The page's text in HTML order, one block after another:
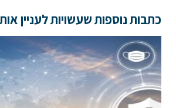
כתבות נוספות שעשויות לעניין